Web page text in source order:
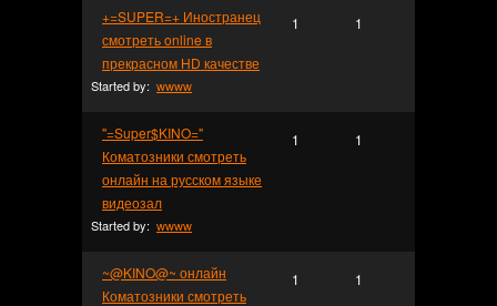
+=SUPER=+ Иностранец
смотреть online в
прекрасном HD качестве
Started by: wwww
1 1
"=Super$KINO="
Коматозники смотреть
онлайн на русском языке
видеозал
Started by: wwww
1 1
~@KINO@~ онлайн
Коматозники смотреть
1 1